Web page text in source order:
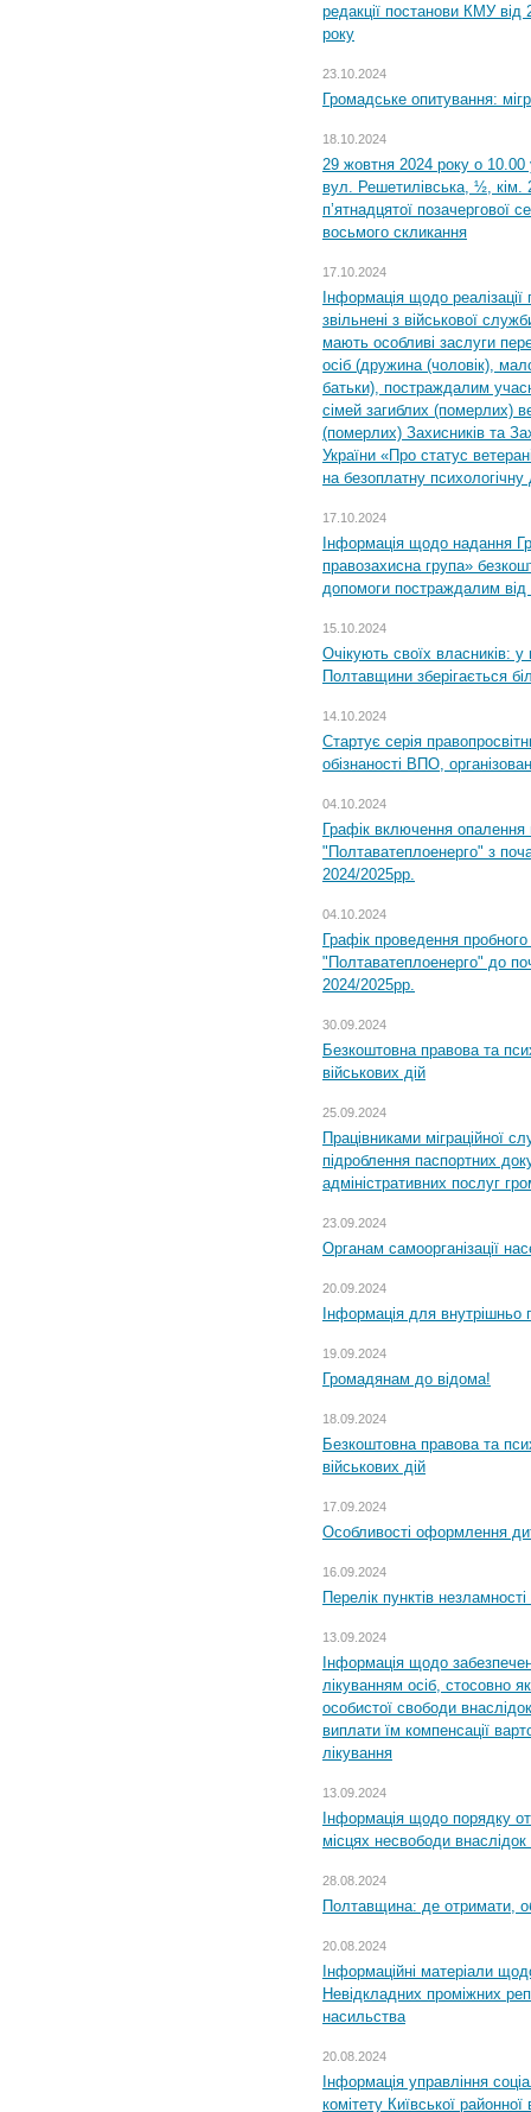
редакції постанови КМУ
року
23.10.2024
Громадське опитування:
18.10.2024
29 жовтня 2024 року о 10.00
вул. Решетилівська, ½, кім.
п’ятнадцятої позачергової
восьмого скликання
17.10.2024
Інформація щодо
звільнені з військової
мають особливі заслуги
осіб (дружина (чоловік),
батьки), постраждалим
сімей загиблих (померлих)
(померлих) Захисників та
України «Про статус
на безоплатну психологічну
17.10.2024
Інформація щодо надання
правозахисна група»
допомоги постраждалим від
15.10.2024
Очікують своїх власників: у
Полтавщини зберігається
14.10.2024
Стартує серія
обізнаності ВПО,
04.10.2024
Графік включення
"Полтаватеплоенерго" з
2024/2025рр.
04.10.2024
Графік проведення
"Полтаватеплоенерго" до
2024/2025рр.
30.09.2024
Безкоштовна правова та
військових дій
25.09.2024
Працівниками міграційної
підроблення паспортних
адміністративних послуг
23.09.2024
Органам самоорганізації
20.09.2024
Інформація для внутрішньо
19.09.2024
Громадянам до відома!
18.09.2024
Безкоштовна правова та
військових дій
17.09.2024
Особливості оформлення
16.09.2024
Перелік пунктів
13.09.2024
Інформація щодо
лікуванням осіб, стосовно
особистої свободи
виплати їм компенсації
лікування
13.09.2024
Інформація щодо порядку
місцях несвободи внаслідок
28.08.2024
Полтавщина: де отримати,
20.08.2024
Інформаційні матеріали
Невідкладних проміжних
насильства
20.08.2024
Інформація управління
комітету Київської